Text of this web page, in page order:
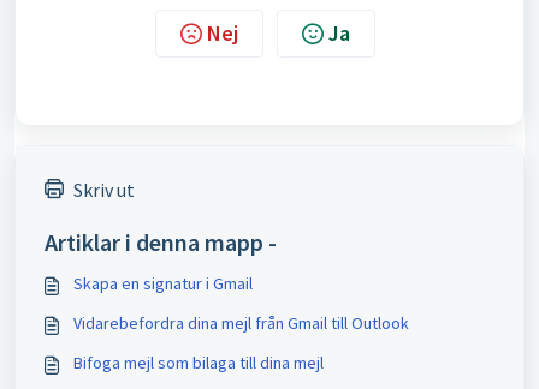
Nej Ja
Skriv ut
Artiklar i denna mapp -
Skapa en signatur i Gmail
Vidarebefordra dina mejl från Gmail till Outlook
Bifoga mejl som bilaga till dina mejl